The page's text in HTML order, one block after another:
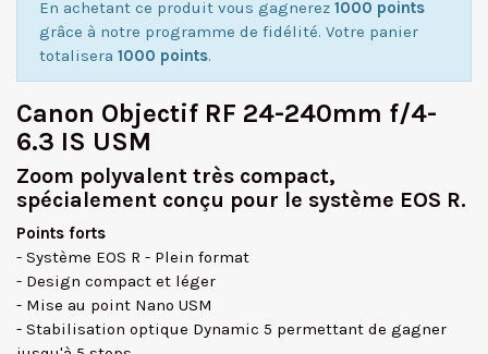
En achetant ce produit vous gagnerez 1000 points
grâce à notre programme de fidélité. Votre panier
totalisera 1000 points.
Canon Objectif RF 24-240mm f/4-
6.3 IS USM
Zoom polyvalent très compact,
spécialement conçu pour le système EOS R.
Points forts
- Système EOS R - Plein format
- Design compact et léger
- Mise au point Nano USM
- Stabilisation optique Dynamic 5 permettant de gagner